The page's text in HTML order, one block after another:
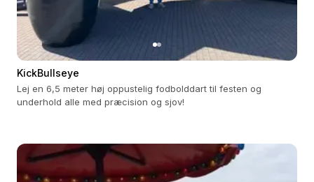
KickBullseye
Lej en 6,5 meter høj oppustelig fodbolddart til festen og
underhold alle med præcision og sjov!